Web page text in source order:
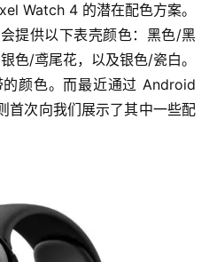
Watch 4 的潜在配色方案。
提供以下表壳颜色：黑色/黑
色/鸢尾花，以及银色/瓷白。
颜色。而最近通过 Android
首次向我们展示了其中一些配